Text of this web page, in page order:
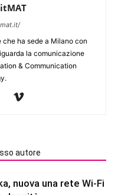
ha sede a Milano con
la comunicazione
& Communication
autore
nuova una rete Wi-Fi